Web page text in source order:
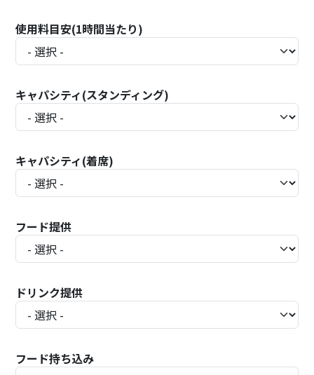
使用料目安(1時間当たり)
キャパシティ(スタンディング)
キャパシティ(着席)
フード提供
ドリンク提供
フード持ち込み